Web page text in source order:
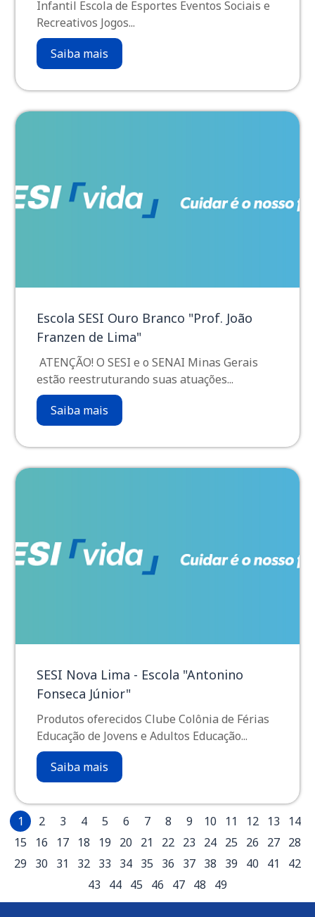
Infantil Escola de Esportes Eventos Sociais e
Recreativos Jogos...
Saiba mais
Escola SESI Ouro Branco "Prof. João
Franzen de Lima"
ATENÇÃO! O SESI e o SENAI Minas Gerais
estão reestruturando suas atuações...
Saiba mais
SESI Nova Lima - Escola "Antonino
Fonseca Júnior"
Produtos oferecidos Clube Colônia de Férias
Educação de Jovens e Adultos Educação...
Saiba mais
1 2 3 4 5 6 7 8 9 10 11 12 13
14
15
16 17 18 19 20 21 22 23 24 25 26 27 28
29
30 31 32 33 34 35 36 37 38 39 40 41
42
43
44 45 46 47 48 49